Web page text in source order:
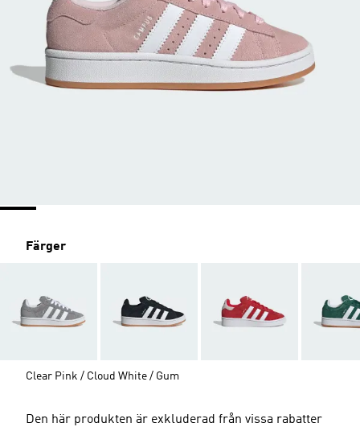
Färger
Clear Pink / Cloud White / Gum
Den här produkten är exkluderad från vissa rabatter